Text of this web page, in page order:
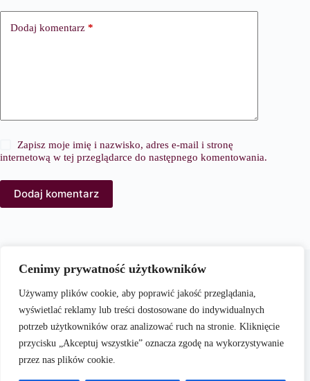
Cenimy prywatność użytkowników
Używamy plików cookie, aby poprawić jakość przeglądania,
wyświetlać reklamy lub treści dostosowane do indywidualnych
potrzeb użytkowników oraz analizować ruch na stronie. Kliknięcie
przycisku „Akceptuj wszystkie” oznacza zgodę na wykorzystywanie
przez nas plików cookie.
Dodaj komentarz *
Zapisz moje imię i nazwisko, adres e-mail i stronę
internetową w tej przeglądarce do następnego komentowania.
Dodaj komentarz
PortalModowy.pl to kompleksowy serwis poświęcony
modzie, urodzie i stylowi życia. Naszym celem jest
czytelników do kreowania własnego stylu oraz świadomego
dbania o swój wygląd i samopoczucie.